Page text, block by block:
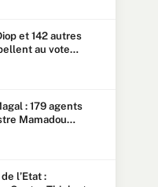
et 142 autres
au vote
: 179 agents
Mamadou
des explications
l’Etat :